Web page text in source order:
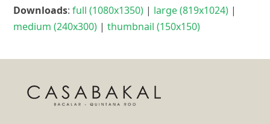
Downloads:full (1080x1350) | large (819x1024) |
medium (240x300) |thumbnail (150x150)